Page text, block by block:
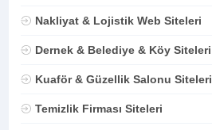
Nakliyat & Lojistik Web Siteleri
Dernek & Belediye & Köy Siteleri
Kuaför & Güzellik Salonu Siteleri
Temizlik Firması Siteleri